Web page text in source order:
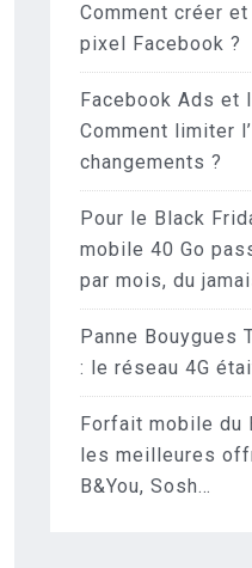
Comment créer
pixel Facebook ?
Facebook Ads et
Comment limiter
changements ?
Pour le Black
mobile 40 Go
par mois, du
Panne Bouygues
: le réseau 4G
Forfait mobile du
les meilleures
B&You, Sosh…